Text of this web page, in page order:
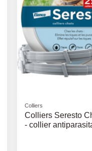
Colliers
Colliers Seresto
- collier